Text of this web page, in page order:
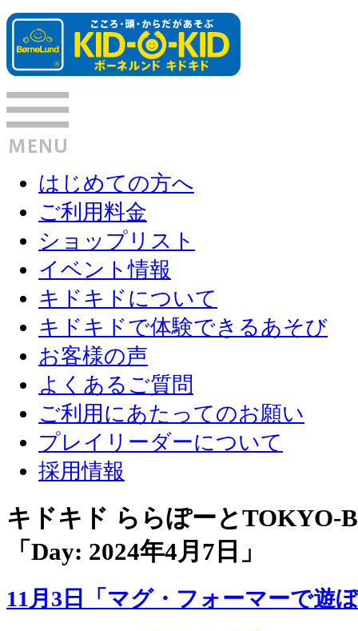
はじめての方へ
ご利用料金
ショップリスト
イベント情報
キドキドについて
キドキドで体験できるあそび
お客様の声
よくあるご質問
ご利用にあたってのお願い
プレイリーダーについて
採用情報
キドキド ららぽーと
「Day: 2024年4月7日 」
11月3日「マグ・フォーマーで遊